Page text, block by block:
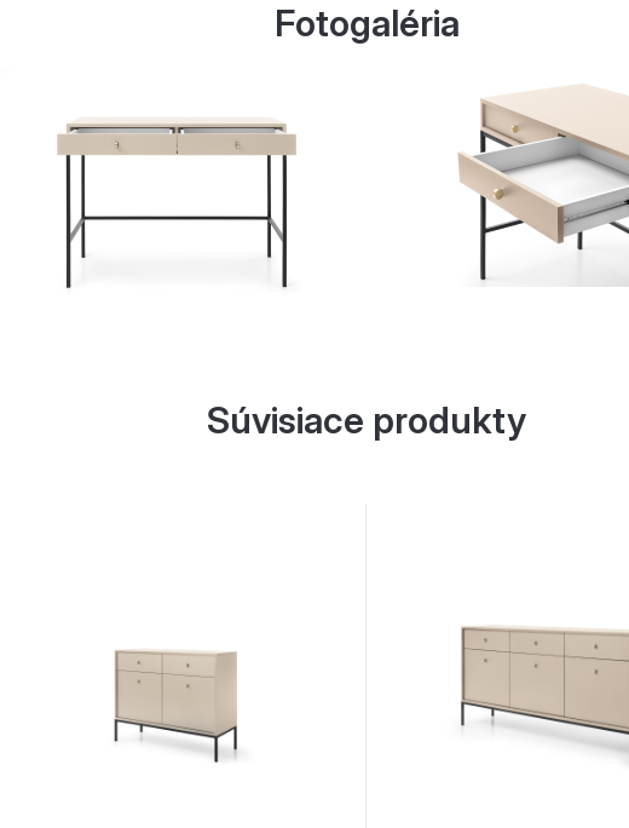
Fotogaléria
Súvisiace produkty